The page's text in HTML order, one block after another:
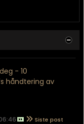
- 10
håndtering av